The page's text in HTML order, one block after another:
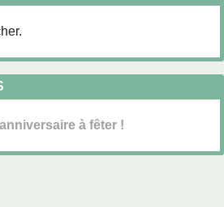
à fêter !